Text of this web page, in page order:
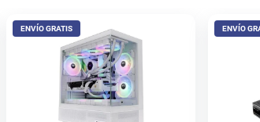
ENVÍO GRATIS ENVÍO